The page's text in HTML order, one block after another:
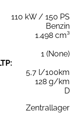
110 kW / 150 PS
Benzin
1.498 cm³
1 (None)
5,7 l/100km
128 g/km
D
Zentrallager